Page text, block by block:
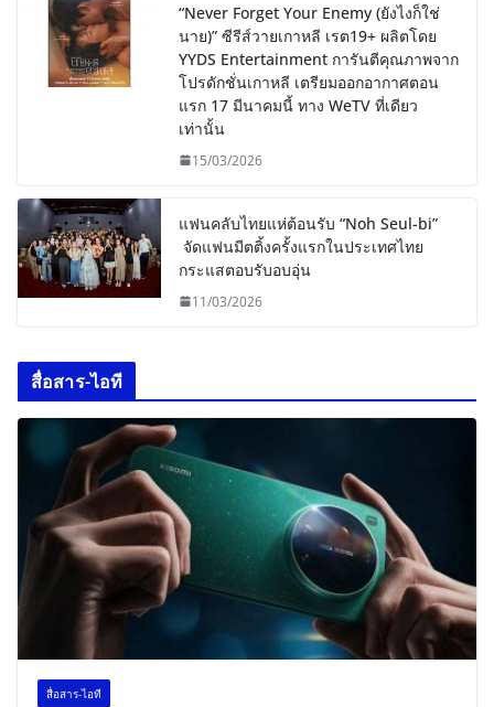
“Never Forget Your Enemy (ยังไงก็ใช่
นาย)” ซีรีส์วายเกาหลี เรต19+ ผลิตโดย
YYDS Entertainment การันตีคุณภาพจาก
โปรดักชั่นเกาหลี เตรียมออกอากาศตอน
แรก 17 มีนาคมนี้ ทาง WeTV ที่เดียว
เท่านั้น
15/03/2026
แฟนคลับไทยแห่ต้อนรับ “Noh Seul-bi”
จัดแฟนมีตติ้งครั้งแรกในประเทศไทย
กระแสตอบรับอบอุ่น
11/03/2026
สื่อสาร-ไอที
สื่อสาร-ไอที